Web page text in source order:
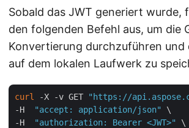
Sobald das JWT generiert wurde,
den folgenden Befehl aus, um die
Konvertierung durchzuführen und
auf dem lokalen Laufwerk zu
curl -X -v GET
"https://
-H
"accept: application/json"
\
-H
"authorization: Bearer <JWT>"
\